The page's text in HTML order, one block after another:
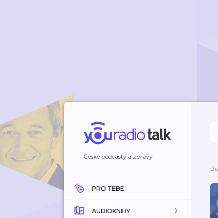
České podcasty a zprávy
PRO TEBE
AUDIOKNIHY